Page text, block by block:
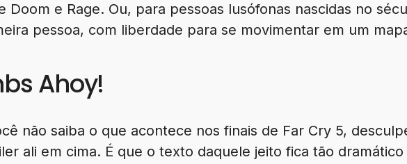
Doom e Rage. Ou, para pessoas lusófonas nascidas no
pessoa, com liberdade para se movimentar em um
Ahoy!
não saiba o que acontece nos finais de Far Cry 5,
ali em cima. É que o texto daquele jeito fica tão